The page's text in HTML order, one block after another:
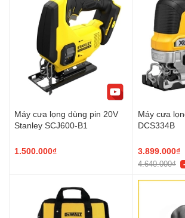
Máy cưa lọng dùng pin 20V
Stanley SCJ600-B1
1.500.000₫
Máy cưa
DCS334B
3.899.000₫
4.640.000₫